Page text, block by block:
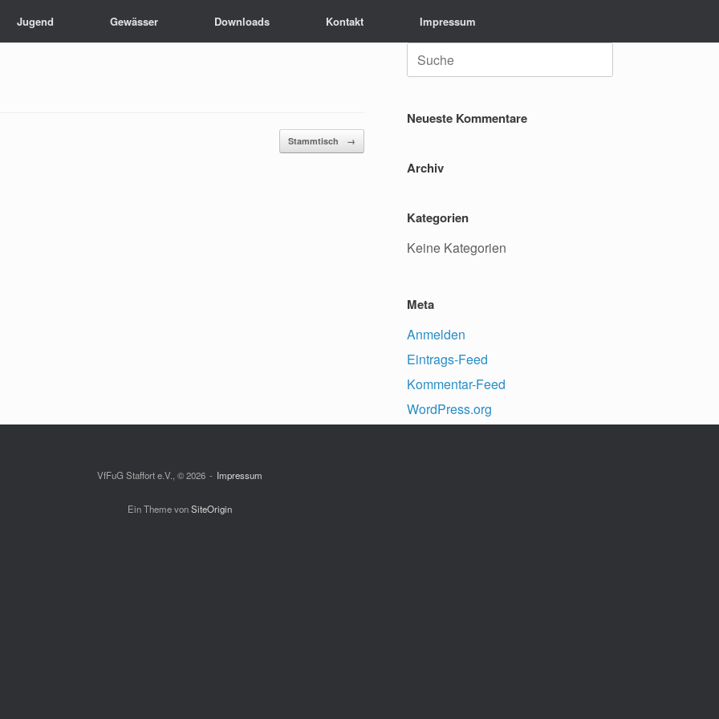
Jugend Gewässer Downloads Kontakt Impressum
Stammtisch →
Suche
nach:
Neueste Kommentare
Archiv
Kategorien
Keine Kategorien
Meta
Anmelden
Eintrags-Feed
Kommentar-Feed
WordPress.org
VfFuG Staffort e.V., © 2026 Impressum
Ein Theme vonSiteOrigin